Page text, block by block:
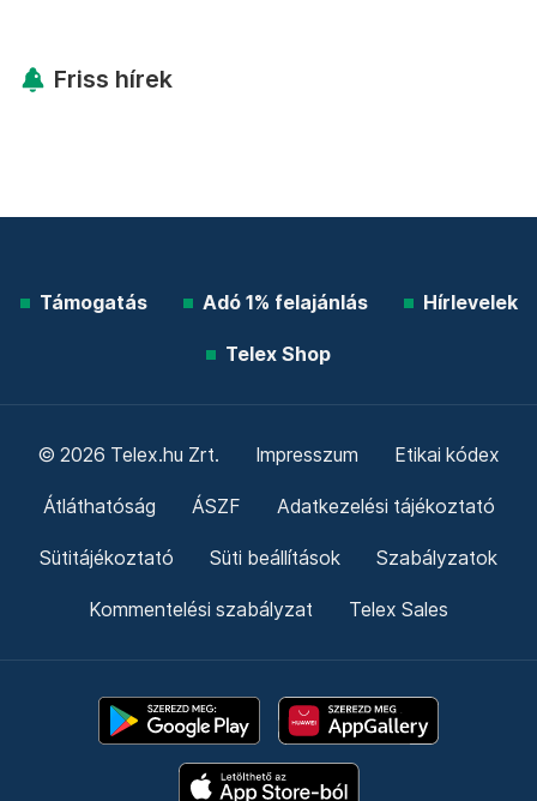
Friss hírek
Támogatás Adó 1% felajánlás Hírlevelek
Telex Shop
© 2026 Telex.hu Zrt. Impresszum Etikai kódex
Átláthatóság ÁSZF Adatkezelési tájékoztató
Sütitájékoztató Süti beállítások Szabályzatok
Kommentelési szabályzat Telex Sales